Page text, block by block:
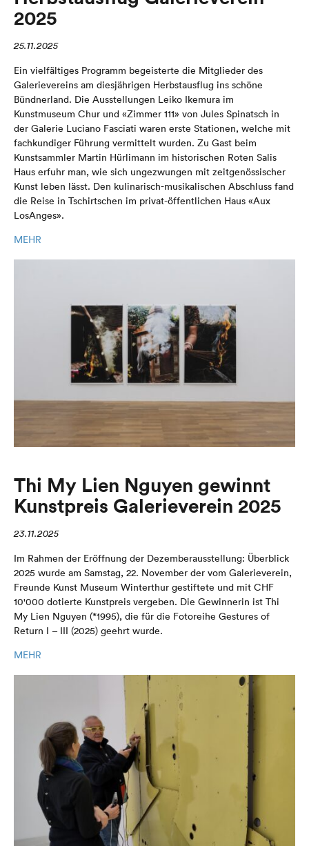
2025
25.11.2025
Ein vielfältiges Programm begeisterte die Mitglieder des
Galerievereins am diesjährigen Herbstausflug ins schöne
Bündnerland. Die Ausstellungen Leiko Ikemura im
Kunstmuseum Chur und «Zimmer 111» von Jules Spinatsch in
der Galerie Luciano Fasciati waren erste Stationen, welche mit
fachkundiger Führung vermittelt wurden. Zu Gast beim
Kunstsammler Martin Hürlimann im historischen Roten Salis
Haus erfuhr man, wie sich ungezwungen mit zeitgenössischer
Kunst leben lässt. Den kulinarisch-musikalischen Abschluss fand
die Reise in Tschirtschen im privat-öffentlichen Haus «Aux
LosAnges».
MEHR
Thi My Lien Nguyen gewinnt
Kunstpreis Galerieverein 2025
23.11.2025
Im Rahmen der Eröffnung der Dezemberausstellung: Überblick
2025 wurde am Samstag, 22. November der vom Galerieverein,
Freunde Kunst Museum Winterthur gestiftete und mit CHF
10'000 dotierte Kunstpreis vergeben. Die Gewinnerin ist Thi
My Lien Nguyen (*1995), die für die Fotoreihe Gestures of
Return I – III (2025) geehrt wurde.
MEHR